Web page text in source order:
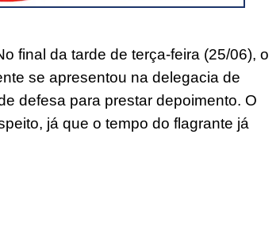
final da tarde de terça-feira (25/06), o
se apresentou na delegacia de
defesa para prestar depoimento. O
já que o tempo do flagrante já